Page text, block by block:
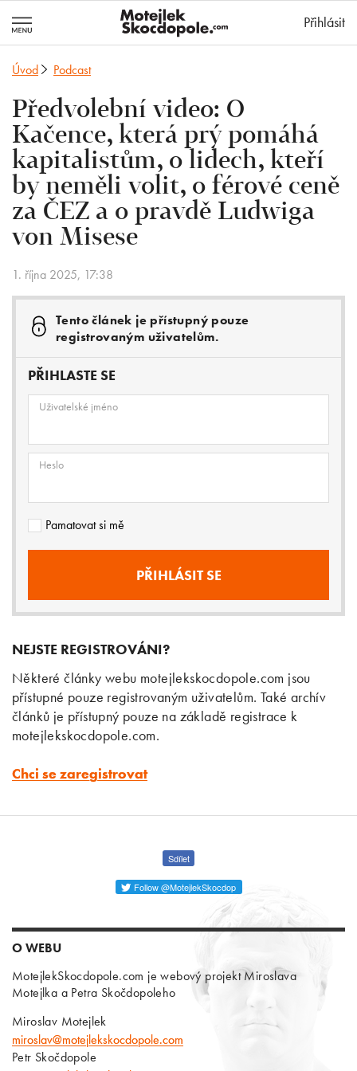
Přihlásit
Úvod Podcast
Předvolební video: O
Kačence, která prý pomáhá
kapitalistům, o lidech, kteří
by neměli volit, o férové ceně
za ČEZ a o pravdě Ludwiga
von Misese
1. října 2025, 17:38
Tento článek je přístupný pouze
registrovaným uživatelům.
PŘIHLASTE SE
Uživatelské jméno
Heslo
Pamatovat si mě
NEJSTE REGISTROVÁNI?
Některé články webu motejlekskocdopole.com jsou
přístupné pouze registrovaným uživatelům. Také archív
článků je přístupný pouze na základě registrace k
motejlekskocdopole.com.
Chci se zaregistrovat
Sdílet
Follow @MotejlekSkocdop
O WEBU
MotejlekSkocdopole.com je webový projekt Miroslava
Motejlka a Petra Skočdopoleho
Miroslav Motejlek
miroslav@motejlekskocdopole.com
Petr Skočdopole